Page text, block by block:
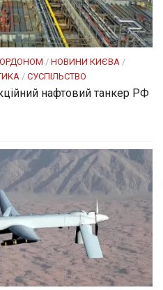
/ НОВИНИ КИЄВА /
/ СУСПІЛЬСТВО
нафтовий танкер РФ